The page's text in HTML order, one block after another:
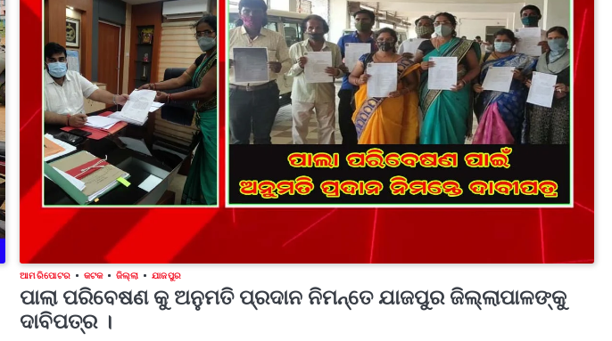
ଆମ ରିପୋଟର କଟକ ଜିଲ୍ଲା ଯାଜପୁର
ପାଲା ପରିବେଷଣ କୁ ଅନୁମତି ପ୍ରଦାନ ନିମନ୍ତେ ଯାଜପୁର ଜିଲ୍ଲାପାଳଙ୍କୁ
ଦାବିପତ୍ର ।